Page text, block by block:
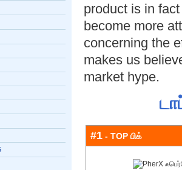
product is in
become more
concerning the
makes us
market hype.
#1 - TOP பிக்